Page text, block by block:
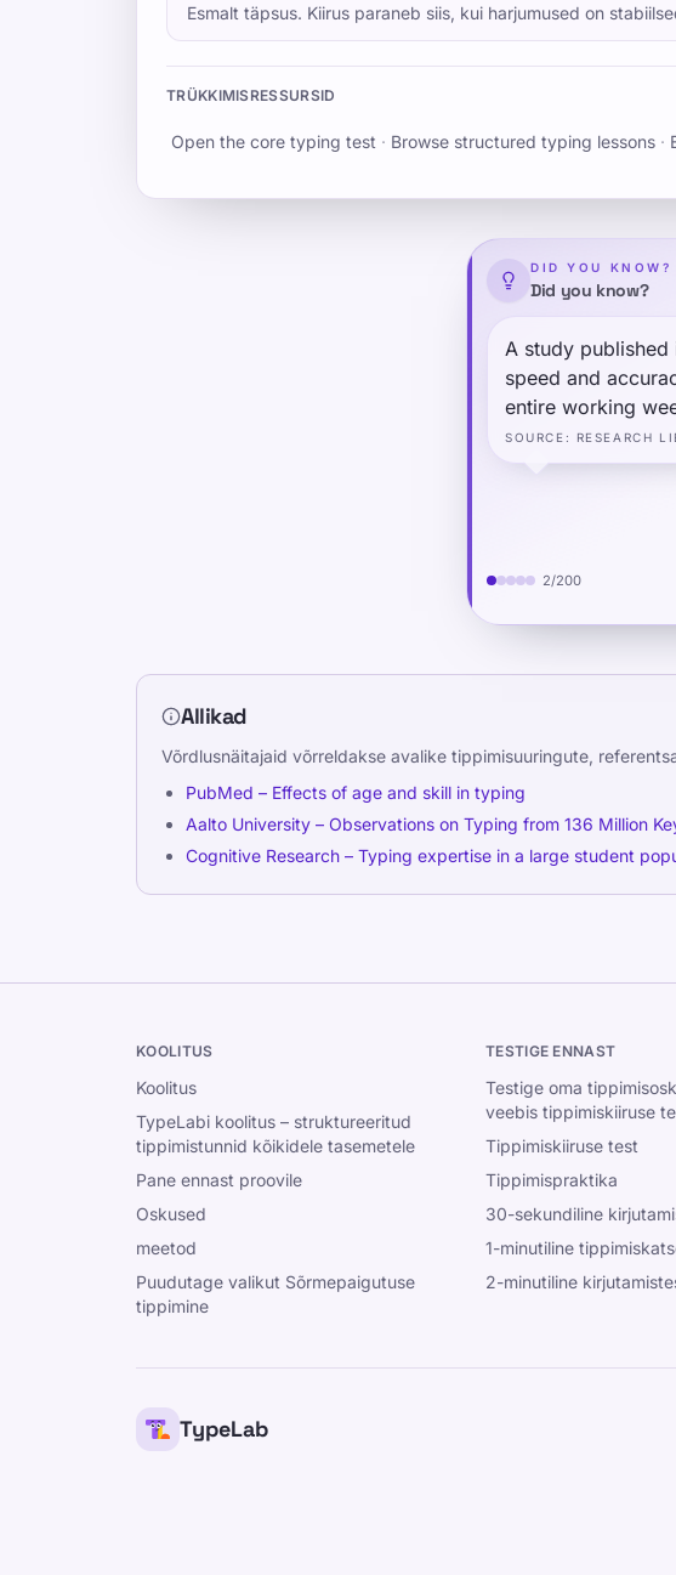
Esmalt täpsus. Kiirus paraneb siis, kui harjumused on
TRÜKKIMISRESSURSID
Open the core typing test · Browse structured typing lessons ·
DID YOU KNOW?
Did you know?
A study
speed and
entire working
declining through
remarkably
SOURCE : RESEARCH
2/200
Allikad
Võrdlusnäitajaid võrreldakse avalike tippimisuuringute,
PubMed – Effects of age and skill in typing
Aalto University – Observations on Typing from 136 Million
Cognitive Research – Typing expertise in a large student
KOOLITUS
Koolitus
TypeLabi koolitus – struktureeritud
tippimistunnid kõikidele tasemetele
Pane ennast proovile
Oskused
meetod
Puudutage valikut Sõrmepaigutuse
tippimine
TESTIGE ENNAST
Testige oma
veebis tippimiskiiruse
Tippimiskiiruse test
Tippimispraktika
30-sekundiline
1-minutiline
2-minutiline
TypeLab